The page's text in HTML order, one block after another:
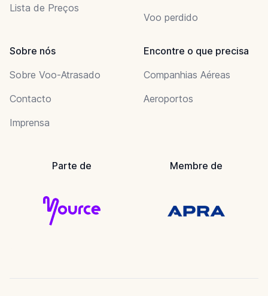
Lista de Preços
Voo perdido
Sobre nós
Sobre Voo-Atrasado
Contacto
Imprensa
Encontre o que precisa
Companhias Aéreas
Aeroportos
Parte de Membre de